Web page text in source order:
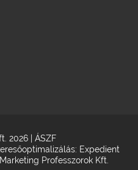
2026 | ÁSZF
: Expedient
Marketing Professzorok Kft.